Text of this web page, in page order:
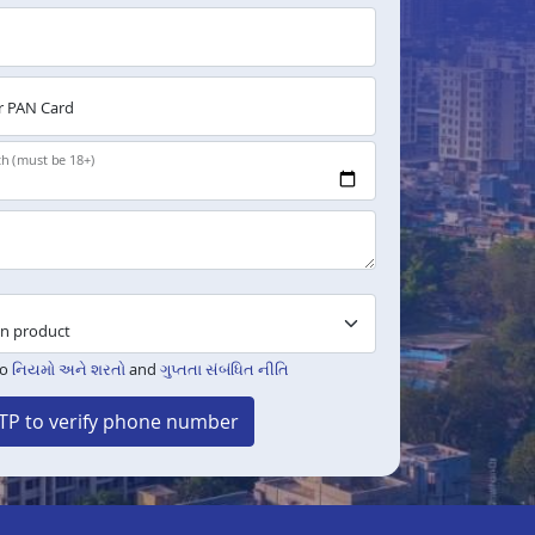
Card
(must be 18+)
નિયમો અને શરતો and ગુપ્તતા સંબંધિત નીતિ
to verify phone number